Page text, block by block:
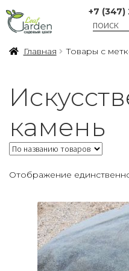
+7
Главная Товары с
камень
Отображение